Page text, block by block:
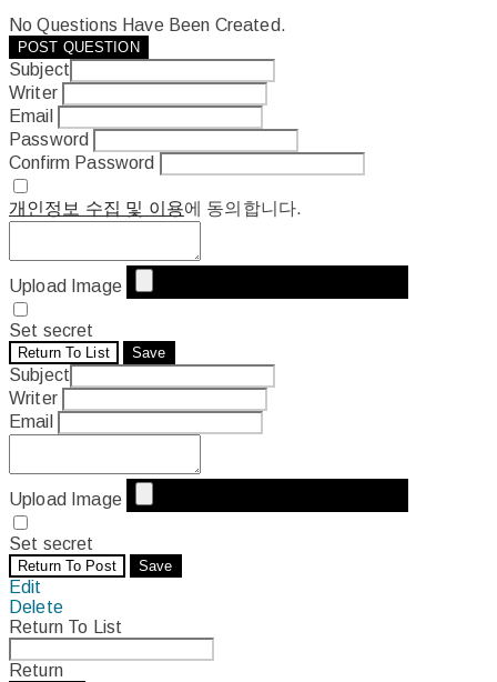
No Questions Have Been Created.
POST QUESTION
Subject
Writer
Email
Password
Confirm Password
개인정보 수집 및 이용에 동의합니다.
Upload Image
Set secret
Return To List Save
Subject
Writer
Email
Upload Image
Set secret
Return To Post Save
Edit
Delete
Return To List
Return